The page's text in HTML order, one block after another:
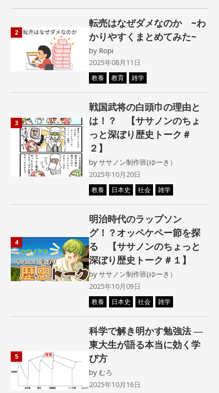
2
転売はなぜダメなのか ~わ
かりやすくまとめてみた~
by Ropi
2025年08月11日
教養 教育 雑学
3
戦国武将の白頭巾の理由と
は！？ 【ササノンのちょ
っと深ぼり歴史トーク＃
２】
byササノン制作班(ゆーき）
2025年10月20日
教養 日本史 社会 雑学
4
明治時代のラップソン
グ！？オッペケペー節を探
る 【ササノンのちょっと
深ぼり歴史トーク＃１】
byササノン制作班(ゆーき）
2025年10月09日
教養 日本史 社会 雑学
5
科学で解き明かす勉強法 ―
東大生が語る本当に効く学
び方
byむろ
2025年10月16日